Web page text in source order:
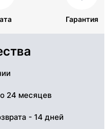
Гарантия
24 месяцев
- 14 дней